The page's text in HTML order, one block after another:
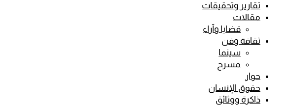
تقارير وتحقيقات
مقالات
قضايا وآراء
ثقافة وفن
سينما
مسرح
حوار
حقوق الإنسان
ذاكرة ووثائق